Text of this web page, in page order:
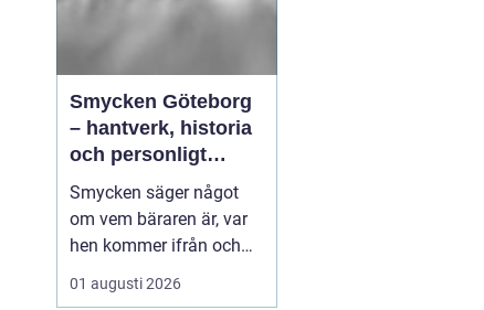
Smycken Göteborg
– hantverk, historia
och personligt
uttryck
Smycken säger något
om vem bäraren är, var
hen kommer ifrån och
vad som är viktigt i livet.
I en stad som Göteborg,
01 augusti 2026